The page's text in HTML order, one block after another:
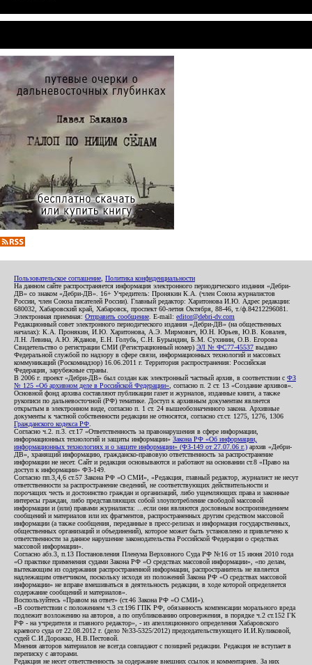
Пользовательское соглашение Политика конфиденциальности
На данном сайте распространяется информация электронного периодического издания «Дебри-
ДВ» со знаком «Дебри-ДВ». 16+ Учредитель: Пронякин К.А. (член Союза журналистов
России, член Союза писателей России). Главный редактор: Харитонова И.Ю. Адрес редакции:
680032, Хабаровский край, Хабаровск, проспект 60-летия Октября, 88-46, т./ф.84212296081.
Электронная приемная: Отправить сообщение . E-mail: editor@debri-dv.com
Редакционный совет электронного периодического издания «Дебри-ДВ» (на общественных
началах): К.А. Пронякин, И.Ю. Харитонова, А.Э. Мирмович, Ю.Н. Юрьев, Ю.В. Ковалев,
Л.Н. Левина, А.Ю. Жданов, Е.Н. Голубь, С.Н. Бурындин, Б.М. Сухинин, О.В. Егорова
Свидетельство о регистрации СМИ (Регистрационный номер) ЭЛ № ФС77-45537 выдано
Федеральной службой по надзору в сфере связи, информационных технологий и массовых
коммуникаций (Роскомнадзор) 16.06.2011 г. Территория распространения: Российская
Федерация, зарубежные страны.
В 2006 г. проект «Дебри-ДВ» был создан как электронный частный архив, в соответствии с ФЗ
№ 125 «Об архивном деле в Российской Федерации» , согласно п. 2 ст. 13 «Создание архивов».
Основной фонд архива составляют публикации газет и журналов, изданные книги, а также
рукописи по дальневосточной (РФ) тематике. Доступ к архивным документам является
открытым в электронном виде, согласно п. 1 ст. 24 вышеобозначенного закона. Архивные
документы к частной собственности редакции не относятся, согласно ст.ст. 1275, 1276, 1306
Гражданского кодекса РФ
Согласно ч.2. п.3. ст.17 «Ответственность за правонарушения в сфере информации,
информационных технологий и защиты информации» Закона РФ «Об информации,
информационных технологиях и о защите информации» (ФЗ-149 от 27.07.06 г.) архив «Дебри-
ДВ», хранящий информацию, гражданско-правовую ответственность за распространение
информации не несет. Сайт и редакция основываются и работают на основании ст.8 «Право на
доступ к информации» ФЗ-149.
Согласно пп.3,4,6 ст.57 Закона РФ «О СМИ», «Редакция, главный редактор, журналист не несут
ответственности за распространение сведений, не соответствующих действительности и
порочащих честь и достоинство граждан и организаций, либо ущемляющих права и законные
интересы граждан, либо представляющих собой злоупотребление свободой массовой
информации и (или) правами журналиста: ...если они являются дословным воспроизведением
сообщений и материалов или их фрагментов, распространенных другим средством массовой
информации (а также сообщения, переданные в пресс-релизах и информация государственных,
общественных организаций и объединений), которое может быть установлено и привлечено к
ответственности за данное нарушение законодательства Российской Федерации о средствах
массовой информации».
Согласно абз.3, п.13 Постановления Пленума Верховного Суда РФ №16 от 15 июня 2010 года
«О практике применения судами Закона РФ «О средствах массовой информации», «по делам,
вытекающим из содержания распространенной информации, распространитель не является
надлежащим ответчиком, поскольку исходя из положений Закона РФ «О средствах массовой
информации» не вправе вмешиваться в деятельность редакции, в ходе которой определяется
содержание сообщений и материалов».
Воспользуйтесь «Правом на ответ» (ст.46 Закона РФ «О СМИ»).
«В соответствии с положением ч.3 ст.196 ГПК РФ, обязанность компенсации морального вреда
подлежит возложению на авторов, а по опубликованию опровержения, в порядке ч.2 ст.152 ГК
РФ - на учредителя и главного редактор», - из апелляционного определения Хабаровского
краевого суда от 22.08.2012 г. (дело №33-5325/2012) председательствующего И.И.Куликовой,
судей С.И.Дорожко, Н.В.Пестовой.
Мнения авторов материалов не всегда совпадают с позицией редакции. Редакция не вступает в
переписку с авторами.
Редакция не несет ответственность за содержание внешних ссылок и комментариев. За них